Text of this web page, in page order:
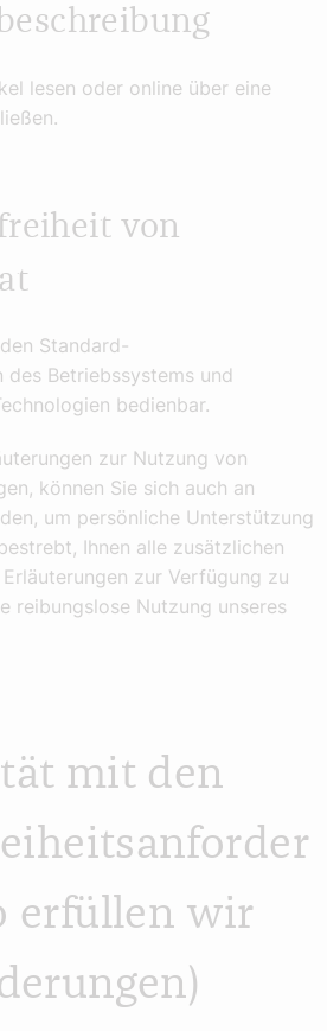
lesen oder online über eine
von
Standard-
Betriebssystems und
bedienbar.
zur Nutzung von
können Sie sich auch an
um persönliche Unterstützung
Ihnen alle zusätzlichen
zur Verfügung zu
reibungslose Nutzung unseres
mit den
erfüllen wir